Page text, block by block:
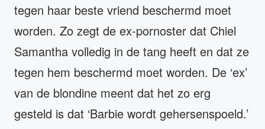
tegen haar beste vriend beschermd moet
worden. Zo zegt de ex-pornoster dat Chiel
Samantha volledig in de tang heeft en dat ze
tegen hem beschermd moet worden. De ‘ex’
van de blondine meent dat het zo erg
gesteld is dat ‘Barbie wordt gehersenspoeld.’